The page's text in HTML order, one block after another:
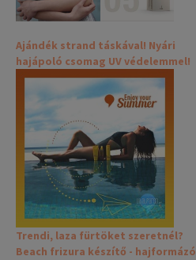
Ajándék strand táskával! Nyári
hajápoló csomag UV védelemmel!
Trendi, laza fürtöket szeretnél?
Beach frizura készítő - hajformázó